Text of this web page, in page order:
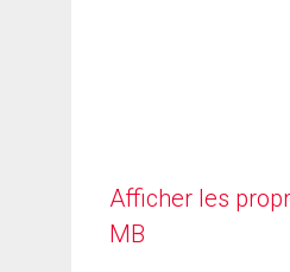
Afficher les
MB